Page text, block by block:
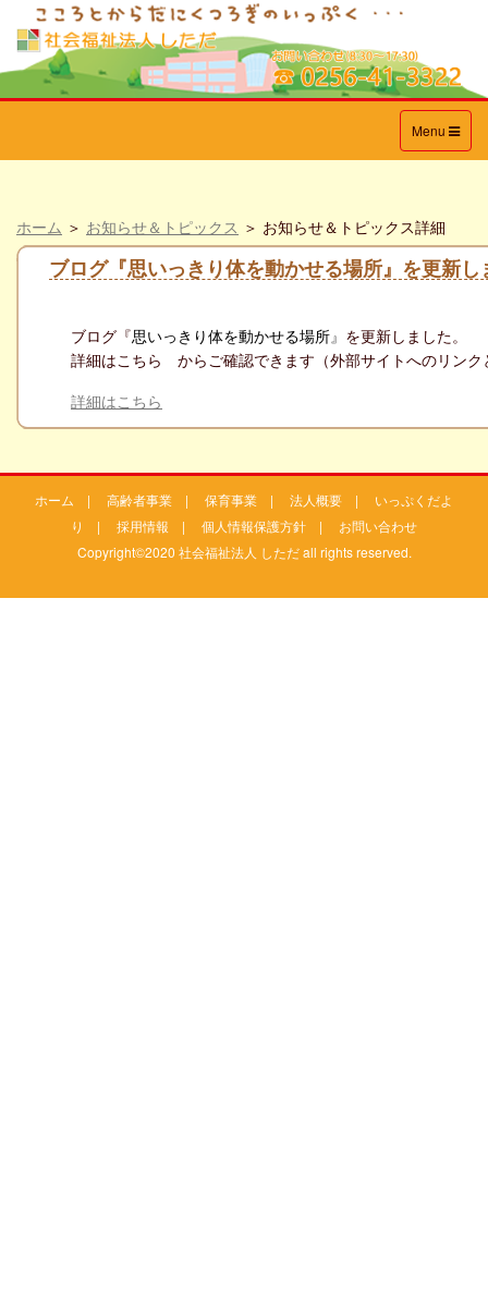
Toggle
navigation
Menu
ホーム ＞ お知らせ＆トピックス ＞ お知らせ＆トピックス詳細
ブログ『思いっきり体を動かせる場所』を更新し
ブログ『思いっきり体を動かせる場所』 を更新しました。
詳細はこちら からご確認できます（外部サイトへのリンク
詳細はこちら
ホーム | 高齢者事業 | 保育事業 | 法人概要 | いっぷくだよ
り
| 採用情報 | 個人情報保護方針 | お問い合わせ
Copyright©2020 社会福祉法人 しただ all rights reserved.